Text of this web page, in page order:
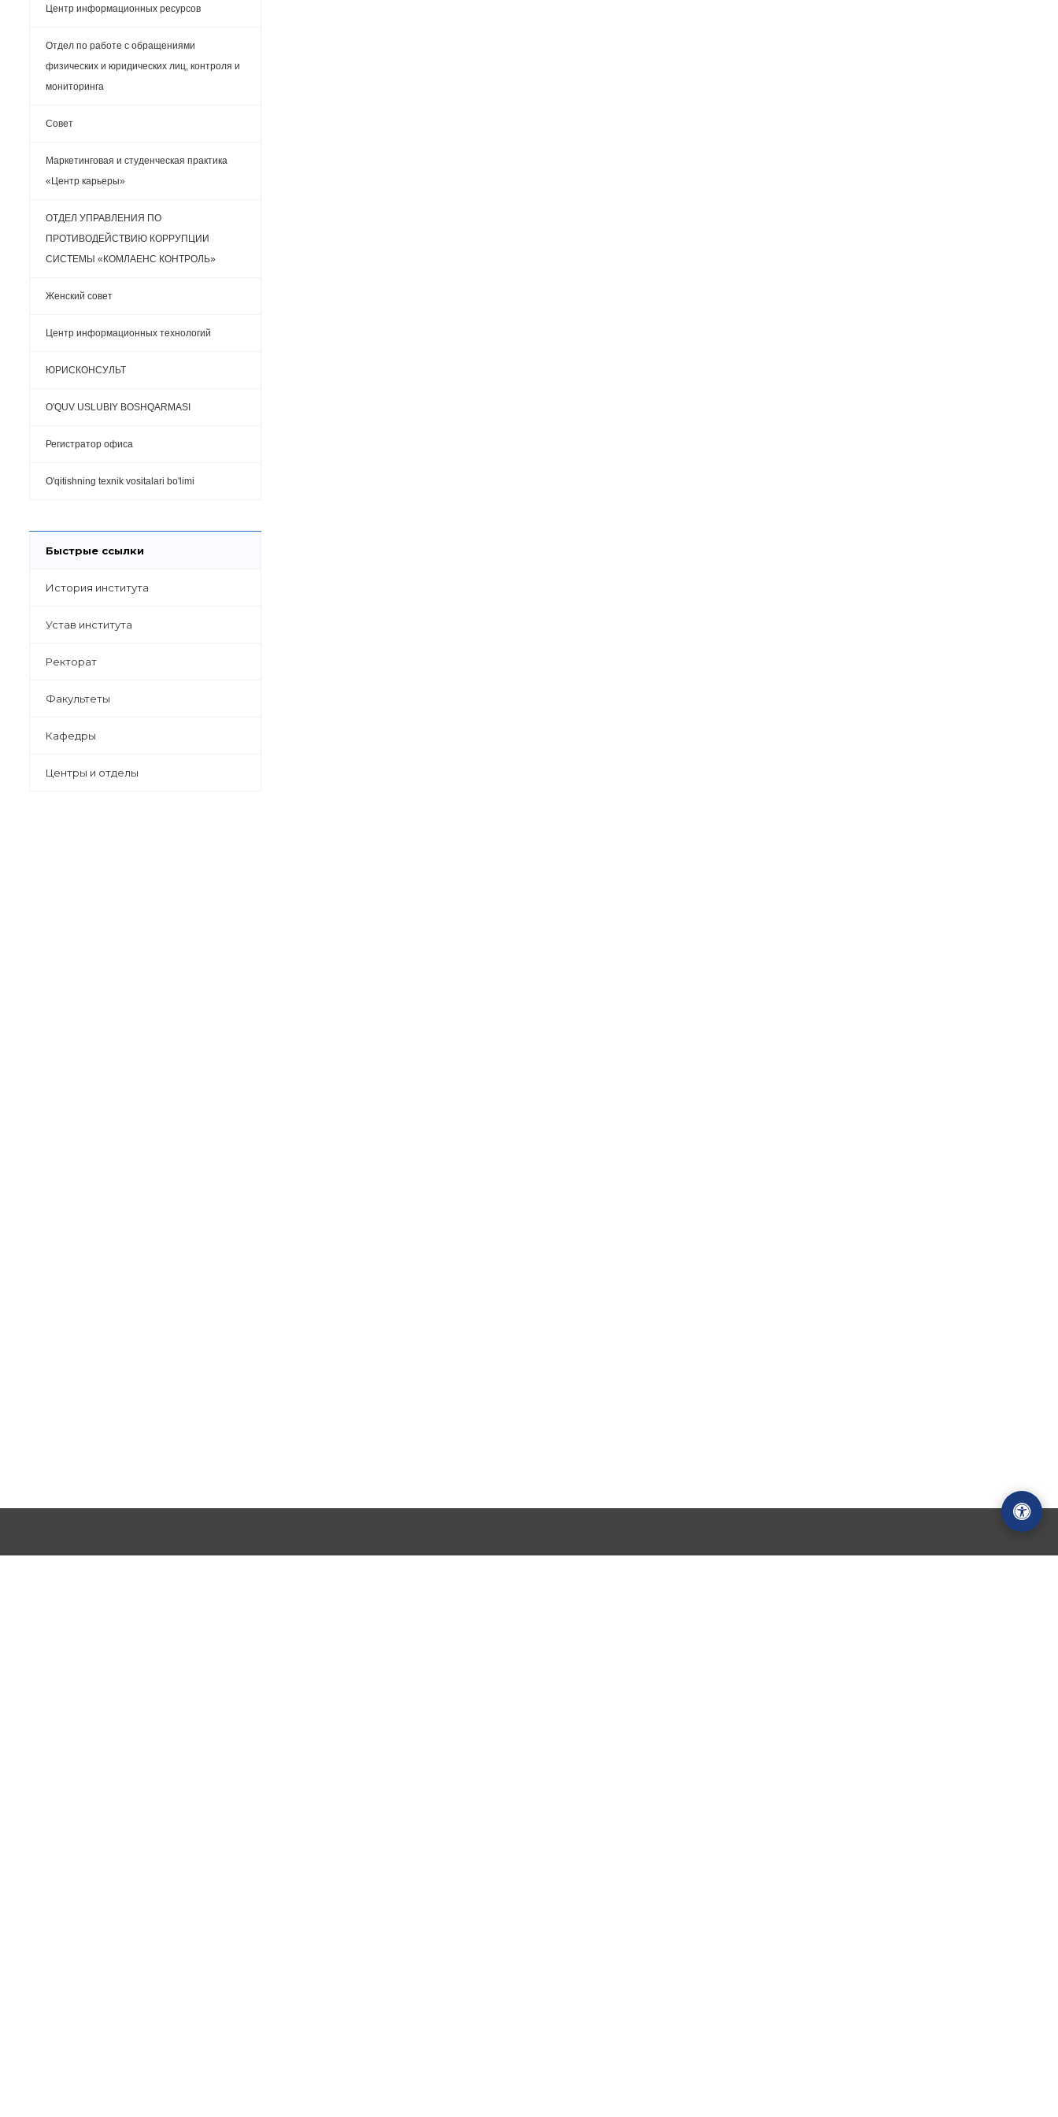
Центр информационных ресурсов
Отдел по работе с обращениями
физических и юридических лиц, контроля и
мониторинга
Cовет
Маркетинговая и студенческая практика
«Центр карьеры»
ОТДЕЛ УПРАВЛЕНИЯ ПО
ПРОТИВОДЕЙСТВИЮ КОРРУПЦИИ
СИСТЕМЫ «КОМЛАЕНС КОНТРОЛЬ»
Женский совет
Центр информационных технологий
ЮРИСКОНСУЛЬТ
O'QUV USLUBIY BOSHQARMASI
Регистратор офиса
O'qitishning texnik vositalari bo'limi
Быстрые ссылки
История института
Устав института
Ректорат
Факультеты
Кафедры
Центры и отделы